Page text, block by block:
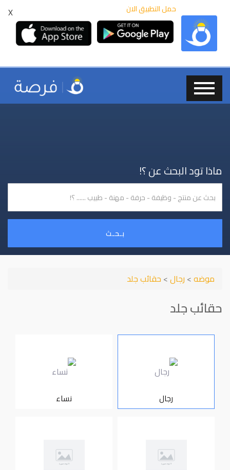
X حمل التطبيق الان
ماذا تود البحث عن ؟!
بـحـث
موضه> رجال> حقائب جلد
حقائب جلد
رجال نساء